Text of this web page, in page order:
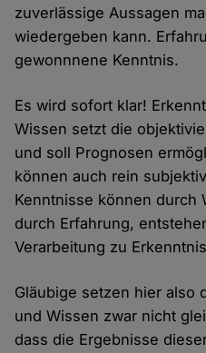
zuverlässige Aussagen
wiedergeben kann.
gewonnnene Kenntnis.
Es wird sofort klar!
Wissen setzt die
und soll Prognosen
können auch rein
Kenntnisse können durch
durch Erfahrung,
Verarbeitung zu
Gläubige setzen hier also
und Wissen zwar nicht
dass die Ergebnisse